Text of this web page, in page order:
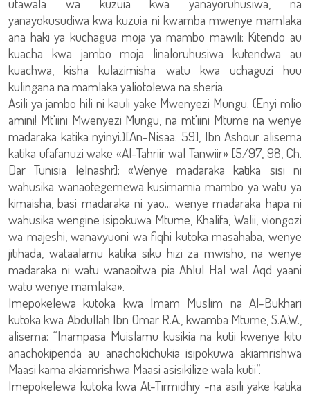
yanayokusudiwa kwa kuzuia ni kwamba mwenye mamlaka
ana haki ya kuchagua moja ya mambo mawili: Kitendo au
kuacha kwa jambo moja linaloruhusiwa kutendwa au
kuachwa, kisha kulazimisha watu kwa uchaguzi huu
kulingana na mamlaka yaliotolewa na sheria.
Asili ya jambo hili ni kauli yake Mwenyezi Mungu: (Enyi mlio
amini! Mt'iini Mwenyezi Mungu, na mt'iini Mtume na wenye
madaraka katika nyinyi.)[An-Nisaa: 59], Ibn Ashour alisema
katika ufafanuzi wake «Al-Tahriir wal Tanwiir» [5/97, 98, Ch.
Dar Tunisia lelnashr]: «Wenye madaraka katika sisi ni
wahusika wanaotegemewa kusimamia mambo ya watu ya
kimaisha, basi madaraka ni yao... wenye madaraka hapa ni
wahusika wengine isipokuwa Mtume, Khalifa, Walii, viongozi
wa majeshi, wanavyuoni wa fiqhi kutoka masahaba, wenye
jitihada, wataalamu katika siku hizi za mwisho, na wenye
madaraka ni watu wanaoitwa pia Ahlul Hal wal Aqd yaani
watu wenye mamlaka».
Imepokelewa kutoka kwa Imam Muslim na Al-Bukhari
kutoka kwa Abdullah Ibn Omar R.A., kwamba Mtume, S.A.W.,
alisema: “Inampasa Muislamu kusikia na kutii kwenye kitu
anachokipenda au anachokichukia isipokuwa akiamrishwa
Maasi kama akiamrishwa Maasi asisikilize wala kutii”.
Imepokelewa kutoka kwa At-Tirmidhiy -na asili yake katika